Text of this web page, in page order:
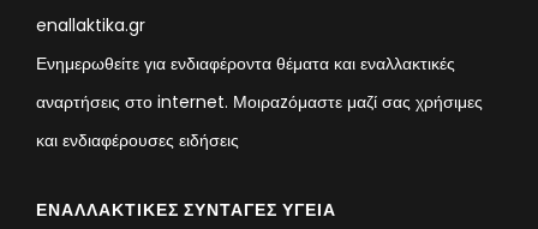
enallaktika.gr
Ενημερωθείτε για ενδιαφέροντα θέματα και εναλλακτικές
αναρτήσεις στο internet. Μοιραzόμαστε μαζί σας χρήσιμες
και ενδιαφέρουσες ειδήσεις
ΕΝΑΛΛΑΚΤΙΚΈΣ ΣΥΝΤΑΓΈΣ ΥΓΕΊΑ